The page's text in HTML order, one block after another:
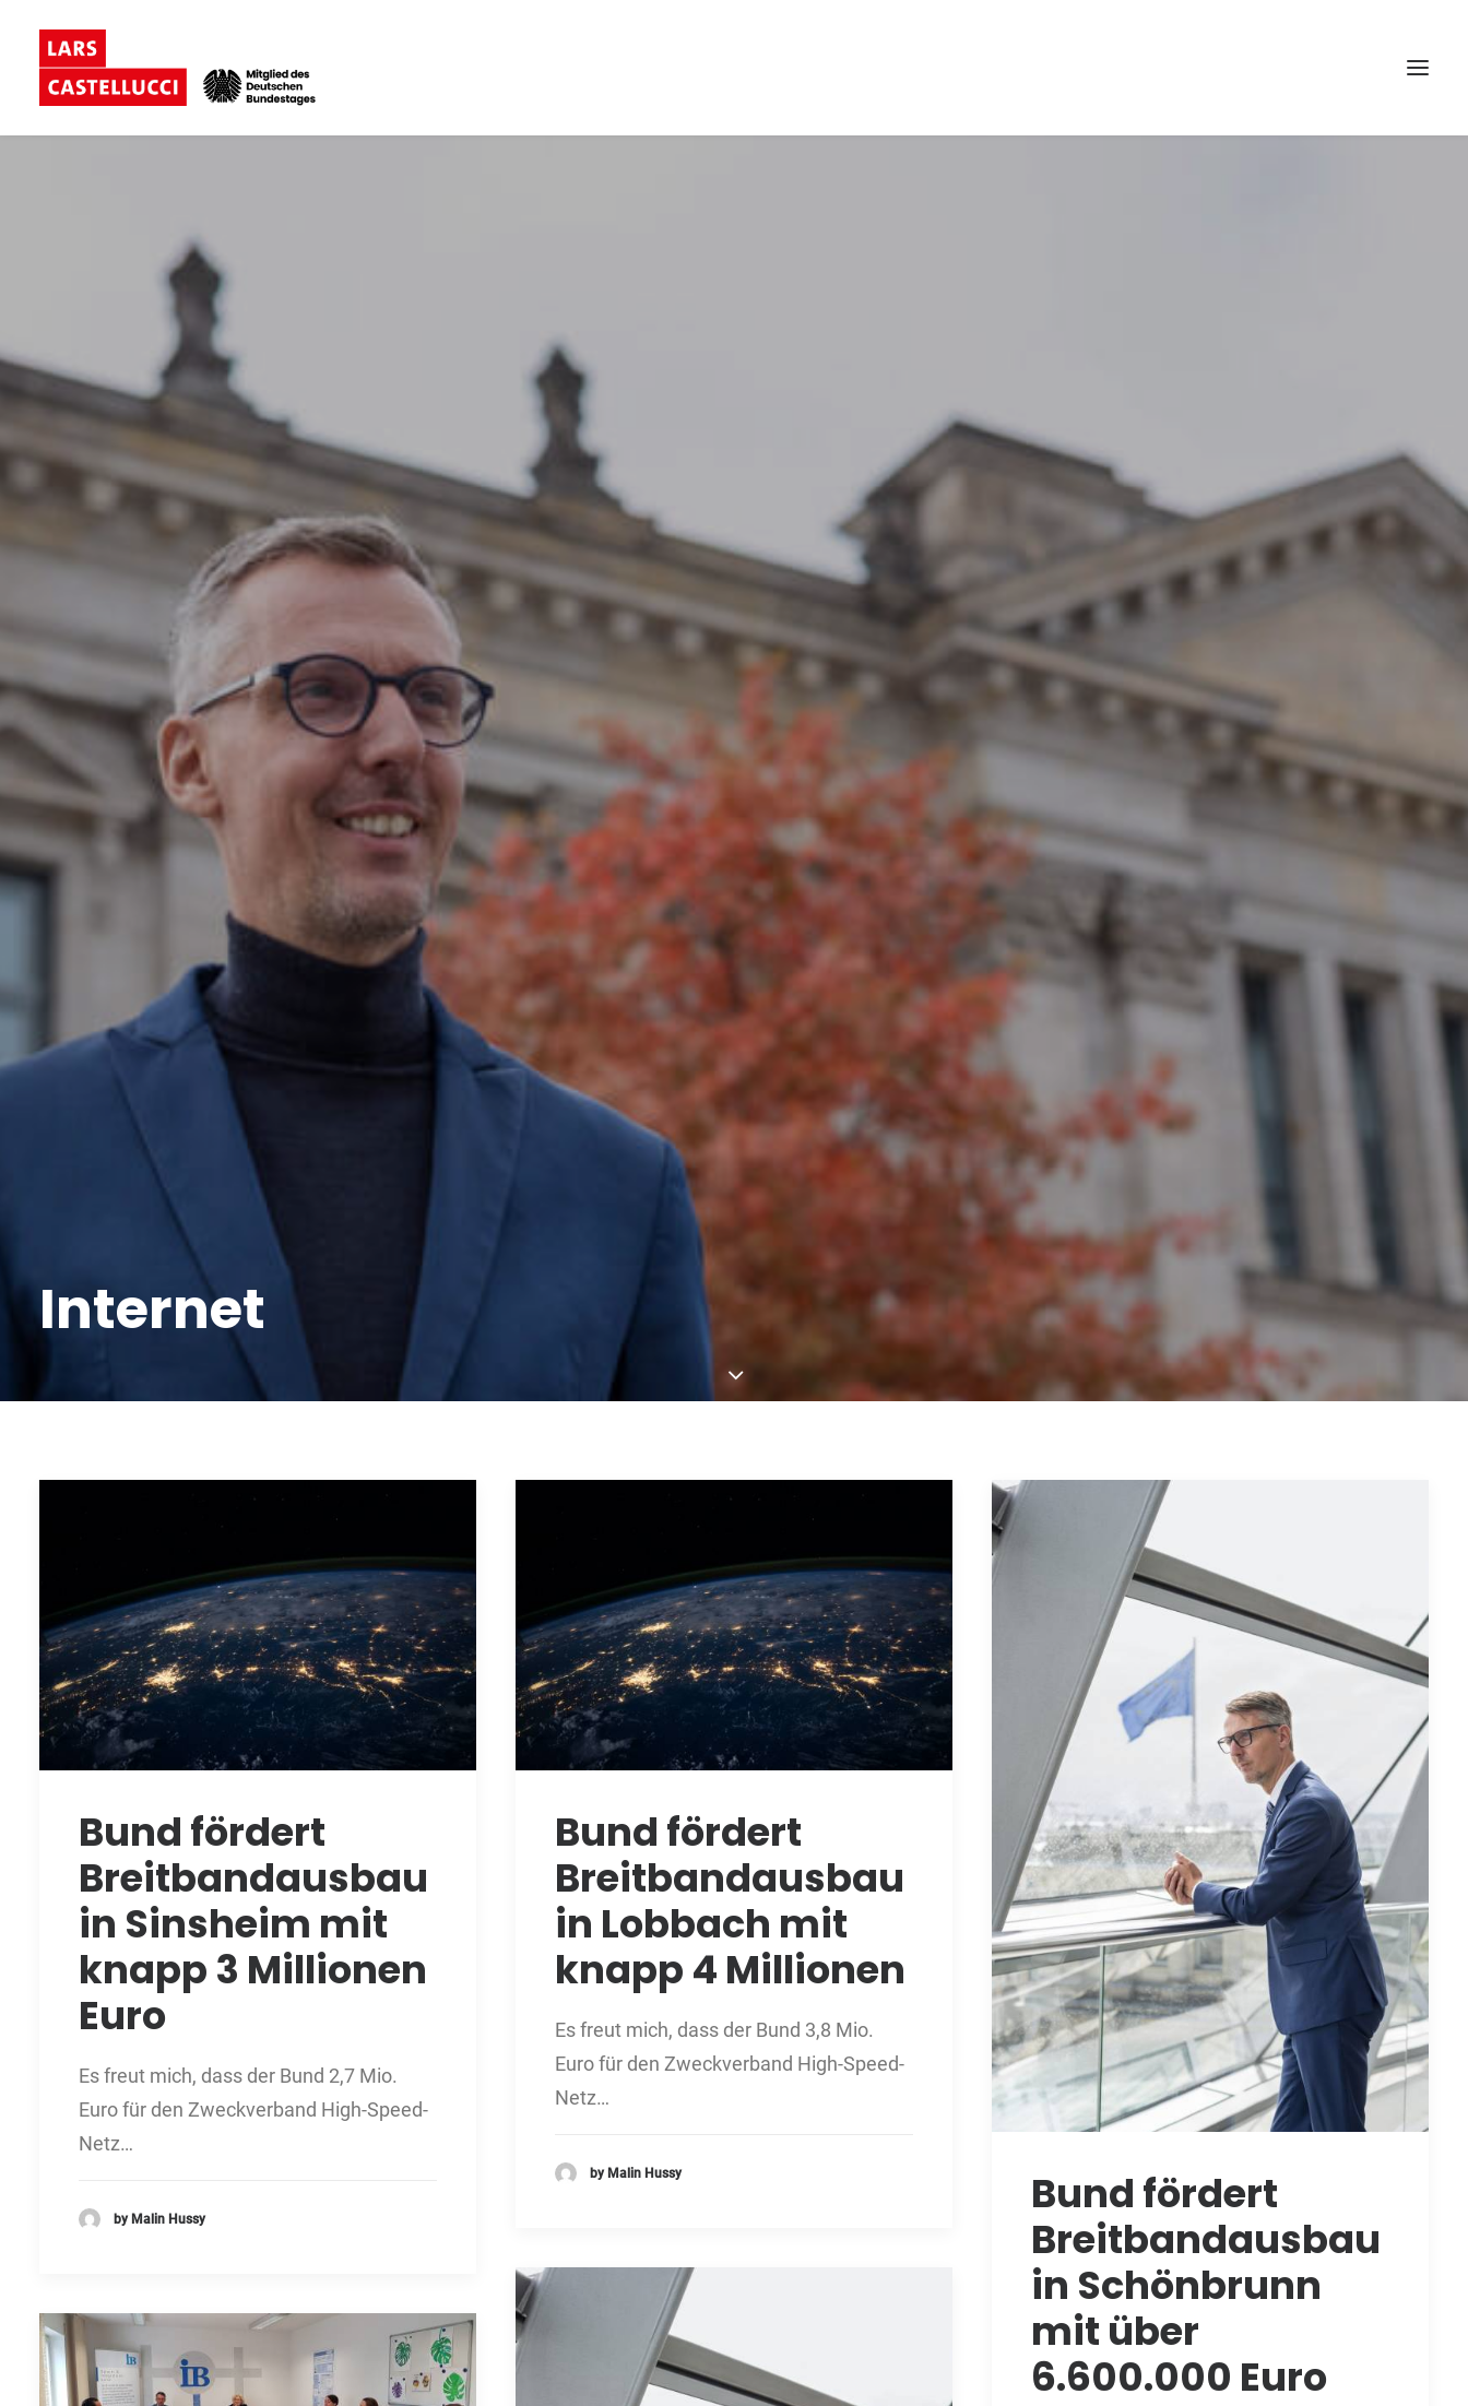
Internet
Bund fördert
Breitbandausbau
in Sinsheim mit
knapp 3 Millionen
Euro
Es freut mich, dass der Bund 2,7 Mio.
Euro für den Zweckverband High-Speed-
Netz…
by Malin Hussy
Bund fördert
Breitbandausbau
in Lobbach mit
knapp 4 Millionen
Es freut mich, dass der Bund 3,8 Mio.
Euro für den Zweckverband High-Speed-
Netz…
by Malin Hussy
Bund fördert
Breitbandausbau
in Schönbrunn
mit über
6.600.000 Euro